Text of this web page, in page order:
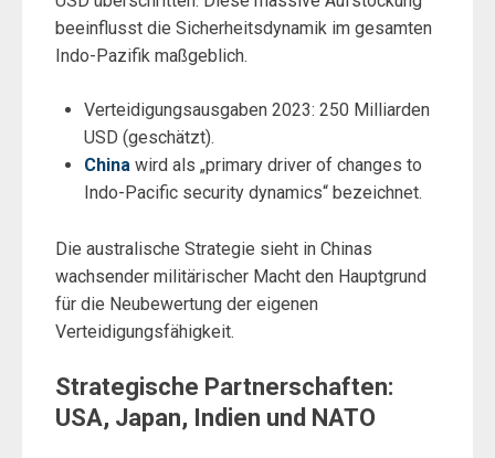
beeinflusst die Sicherheitsdynamik im gesamten
Indo-Pazifik maßgeblich.
Verteidigungsausgaben 2023: 250 Milliarden
USD (geschätzt).
China wird als „primary driver of changes to
Indo-Pacific security dynamics“ bezeichnet.
Die australische Strategie sieht in Chinas
wachsender militärischer Macht den Hauptgrund
für die Neubewertung der eigenen
Verteidigungsfähigkeit.
Strategische Partnerschaften:
USA, Japan, Indien und NATO